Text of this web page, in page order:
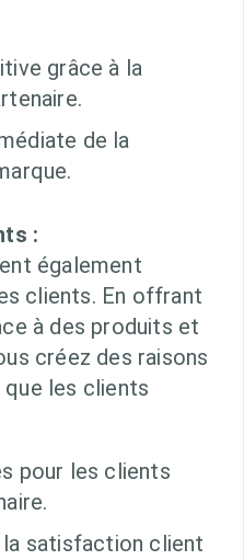
grâce à la
de la
:
également
clients. En offrant
à des produits et
créez des raisons
les clients
pour les clients
satisfaction client